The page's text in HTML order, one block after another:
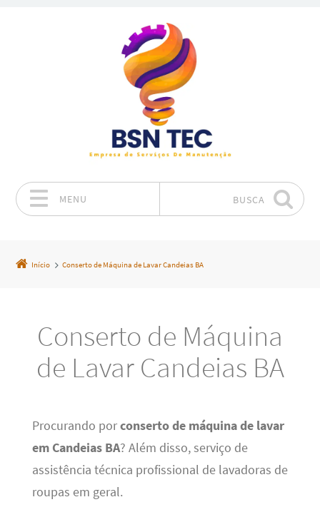
MENU BUSCA
Início Conserto de Máquina de Lavar Candeias BA
Conserto de Máquina
de Lavar Candeias BA
Procurando porconserto de máquina de lavar
em Candeias BA? Além disso, serviço de
assistência técnica profissional de lavadoras de
roupas em geral.